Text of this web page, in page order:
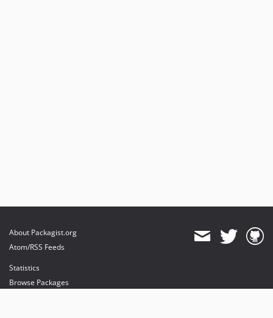
About Packagist.org
Atom/RSS Feeds
Statistics
Browse Packages